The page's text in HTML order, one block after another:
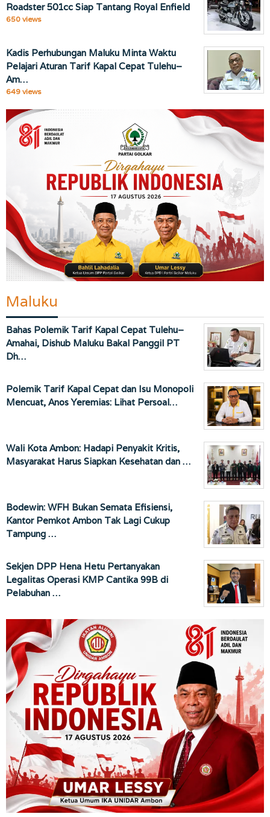
Roadster 501cc Siap Tantang Royal Enfield
650 views
Kadis Perhubungan Maluku Minta Waktu
Pelajari Aturan Tarif Kapal Cepat Tulehu–
Am…
649 views
Maluku
Bahas Polemik Tarif Kapal Cepat Tulehu–
Amahai, Dishub Maluku Bakal Panggil PT
Dh…
Polemik Tarif Kapal Cepat dan Isu Monopoli
Mencuat, Anos Yeremias: Lihat Persoal…
Wali Kota Ambon: Hadapi Penyakit Kritis,
Masyarakat Harus Siapkan Kesehatan dan …
Bodewin: WFH Bukan Semata Efisiensi,
Kantor Pemkot Ambon Tak Lagi Cukup
Tampung …
Sekjen DPP Hena Hetu Pertanyakan
Legalitas Operasi KMP Cantika 99B di
Pelabuhan …